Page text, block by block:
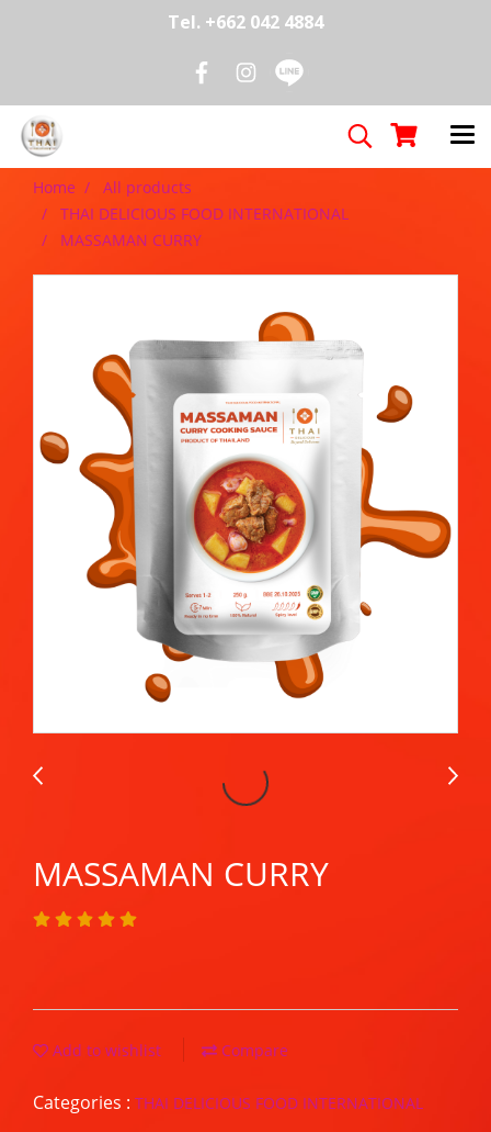
Tel. +662 042 4884
Home
All products
THAI DELICIOUS FOOD INTERNATIONAL
MASSAMAN CURRY
MASSAMAN CURRY
Add to wishlist Compare
Categories : THAI DELICIOUS FOOD INTERNATIONAL